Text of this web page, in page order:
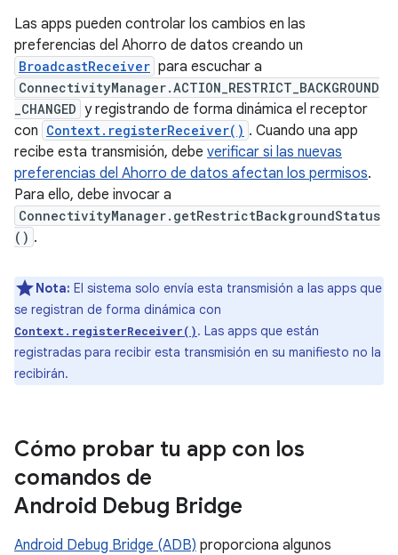
Las apps pueden controlar los cambios en las
preferencias del Ahorro de datos creando un
BroadcastReceiver para escuchar a
ConnectivityManager.ACTION_RESTRICT_BACKGROUND
_CHANGED y registrando de forma dinámica el receptor
con Context.registerReceiver() . Cuando una app
recibe esta transmisión, debe verificar si las nuevas
preferencias del Ahorro de datos afectan los permisos.
Para ello, debe invocar a
ConnectivityManager.getRestrictBackgroundStatus
() .
Nota: El sistema solo envía esta transmisión a las apps que
se registran de forma dinámica con
Context.registerReceiver(). Las apps que están
registradas para recibir esta transmisión en su manifiesto no la
recibirán.
Cómo probar tu app con los
comandos de
Android Debug Bridge
Android Debug Bridge (ADB) proporciona algunos